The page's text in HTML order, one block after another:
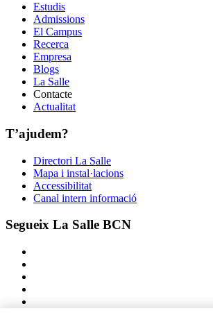
Estudis
Admissions
El Campus
Recerca
Empresa
Blogs
La Salle
Contacte
Actualitat
T’ajudem?
Directori La Salle
Mapa i instal·lacions
Accessibilitat
Canal intern informació
Segueix La Salle BCN